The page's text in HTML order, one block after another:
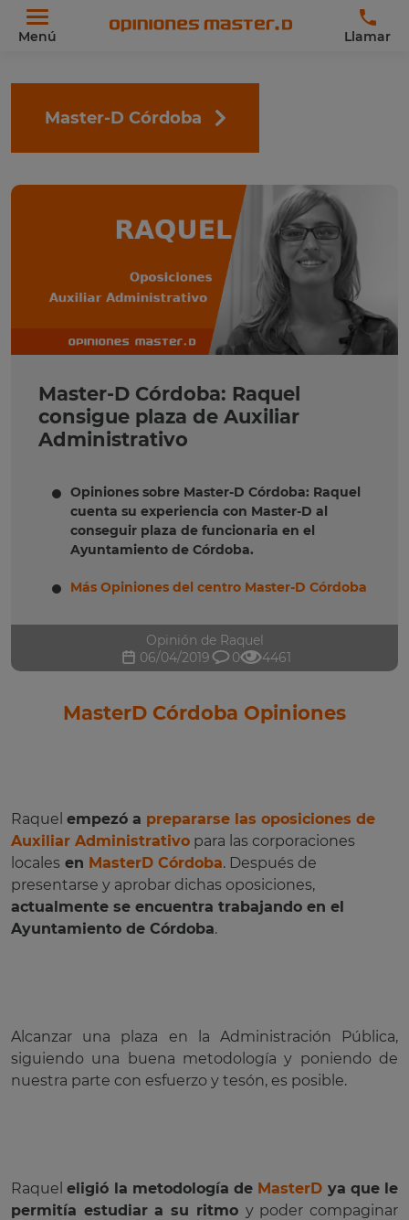
Menú Llamar
Master-D Córdoba
Master-D Córdoba: Raquel
consigue plaza de Auxiliar
Administrativo
Opiniones sobre Master-D Córdoba: Raquel
cuenta su experiencia con Master-D al
conseguir plaza de funcionaria en el
Ayuntamiento de Córdoba.
Más Opiniones del centro Master-D Córdoba
Opinión de Raquel
06/04/2019
0 4461
MasterD Córdoba Opiniones
Raquel empezó a prepararse las oposiciones de
Auxiliar Administrativo para las corporaciones
locales en MasterD Córdoba. Después de
presentarse y aprobar dichas oposiciones,
actualmente se encuentra trabajando en el
Ayuntamiento de Córdoba.
Alcanzar una plaza en la Administración Pública,
siguiendo una buena metodología y poniendo de
nuestra parte con esfuerzo y tesón, es posible.
Raqueleligió la metodología de MasterD ya que le
permitía estudiar a su ritmo y poder compaginar